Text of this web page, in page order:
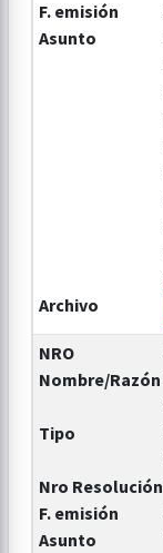
F. emisión
Asunto
Archivo
NRO
Nombre/Razón
Tipo
Nro Resolución
F. emisión
Asunto